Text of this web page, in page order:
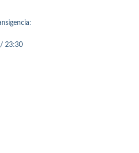
/ 23:30